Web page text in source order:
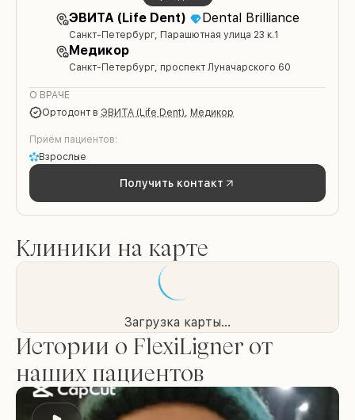
ЭВИТА (Life Dent) Dental Brilliance
Санкт-Петербург, Парашютная улица 23 к.1
Медикор
Санкт-Петербург, проспект Луначарского 60
О ВРАЧЕ
ортодонт в ЭВИТА (Life Dent), Медикор
Приём пациентов:
Взрослые
Получить контакт
Клиники на карте
Загрузка карты...
Истории о FlexiLigner от
наших пациентов